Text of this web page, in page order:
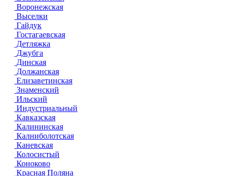
Воронежская
Выселки
Гайдук
Гостагаевская
Детляжка
Джубга
Динская
Должанская
Елизаветинская
Знаменский
Ильский
Индустриальный
Кавказская
Калининская
Калниболотская
Каневская
Колосистый
Коноково
Красная Поляна